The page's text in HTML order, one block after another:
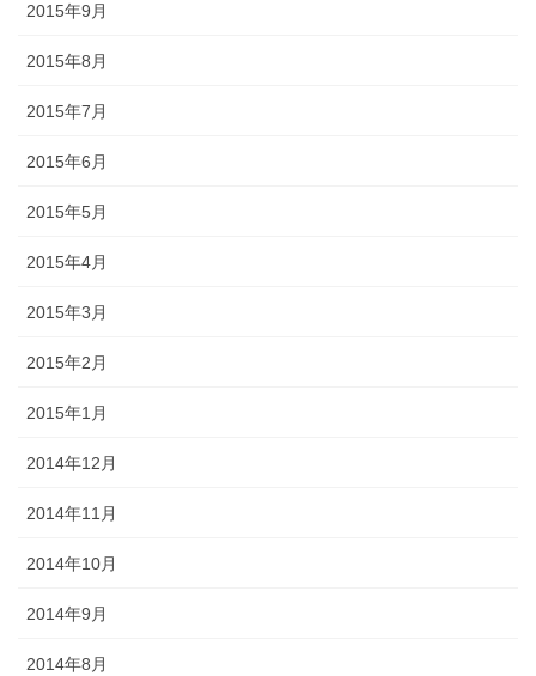
2015年9月
2015年8月
2015年7月
2015年6月
2015年5月
2015年4月
2015年3月
2015年2月
2015年1月
2014年12月
2014年11月
2014年10月
2014年9月
2014年8月